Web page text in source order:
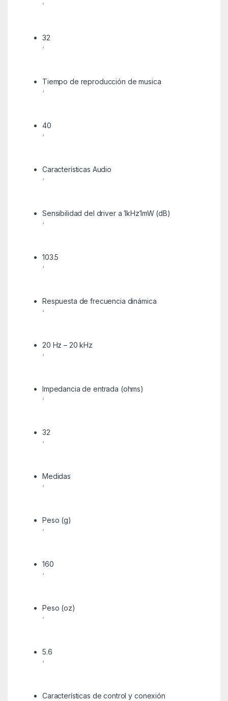
‘
32
‘
Tiempo de reproducción de musica
‘
40
‘
Características Audio
‘
Sensibilidad del driver a 1kHz1mW (dB)
‘
103.5
‘
Respuesta de frecuencia dinámica
‘
20 Hz – 20 kHz
‘
Impedancia de entrada (ohms)
‘
32
‘
Medidas
‘
Peso (g)
‘
160
‘
Peso (oz)
‘
5.6
‘
Características de control y conexión